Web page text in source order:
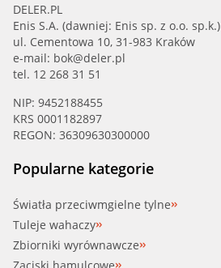
DELER.PL
Enis S.A. (dawniej: Enis sp. z o.o. sp.k.)
ul. Cementowa 10, 31-983 Kraków
e-mail: bok@deler.pl
tel. 12 268 31 51
NIP: 9452188455
KRS 0001182897
REGON: 36309630300000
Popularne kategorie
Światła przeciwmgielne tylne
Tuleje wahaczy
Zbiorniki wyrównawcze
Zaciski hamulcowe